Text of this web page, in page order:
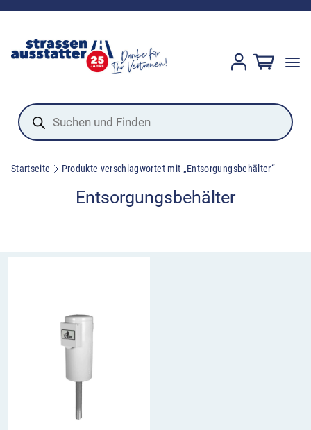
Products
search
Startseite Produkte verschlagwortet mit „Entsorgungsbehälter“
Entsorgungsbehälter